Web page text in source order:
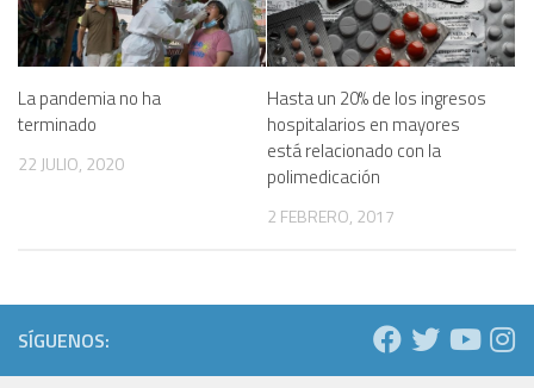
La pandemia no ha
terminado
22 JULIO, 2020
Hasta un 20% de los ingresos
hospitalarios en mayores
está relacionado con la
polimedicación
2 FEBRERO, 2017
SÍGUENOS: